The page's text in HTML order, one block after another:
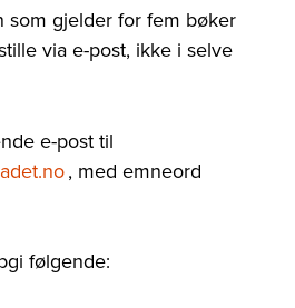
som gjelder for fem bøker
via e-post, ikke i selve
e-post til
, med emneord
følgende: